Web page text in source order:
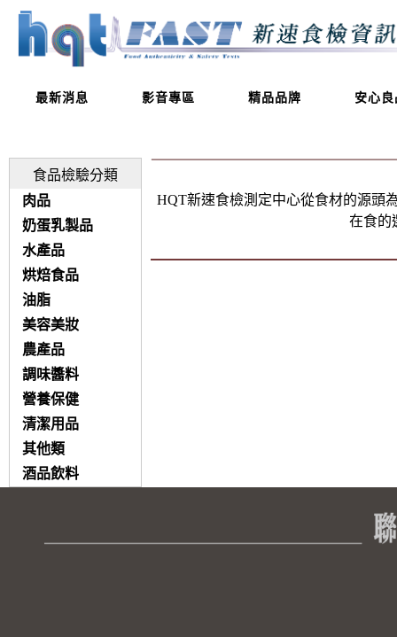
最新消息 影音專區 精品品牌 安心良
食品檢驗分類
肉品
奶蛋乳製品
水產品
烘焙食品
油脂
美容美妝
農產品
調味醬料
營養保健
清潔用品
其他類
酒品飲料
HQT新速食檢測定中心從食材的源頭
在食的